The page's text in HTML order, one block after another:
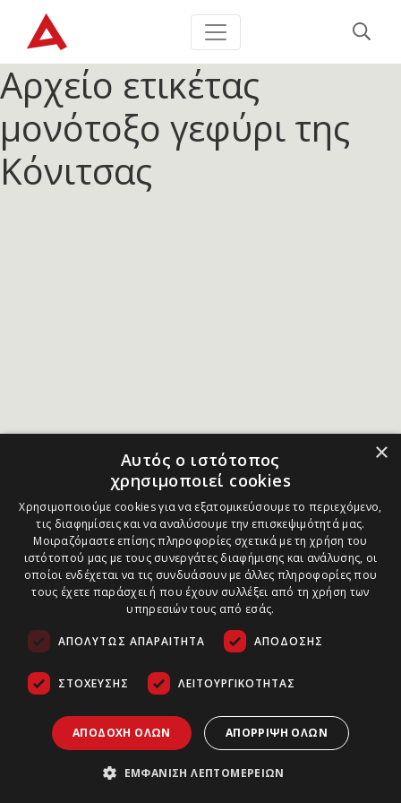
Αρχείο ετικέτας
μονότοξο γεφύρι της
Κόνιτσας
×
Αυτός ο ιστότοπος
χρησιμοποιεί cookies
Χρησιμοποιούμε cookies για να εξατομικεύσουμε το περιεχόμενο,
τις διαφημίσεις και να αναλύσουμε την επισκεψιμότητά μας.
Μοιραζόμαστε επίσης πληροφορίες σχετικά με τη χρήση του
ιστότοπού μας με τους συνεργάτες διαφήμισης και ανάλυσης, οι
οποίοι ενδέχεται να τις συνδυάσουν με άλλες πληροφορίες που
τους έχετε παράσχει ή που έχουν συλλέξει από τη χρήση των
υπηρεσιών τους από εσάς.
ΑΠΟΛΎΤΩΣ ΑΠΑΡΑΊΤΗΤΑ ΑΠΌΔΟΣΗΣ
ΣΤΌΧΕΥΣΗΣ ΛΕΙΤΟΥΡΓΙΚΌΤΗΤΑΣ
ΑΠΟΔΟΧΉ ΌΛΩΝ ΑΠΌΡΡΙΨΗ ΌΛΩΝ
ΕΜΦΆΝΙΣΗ ΛΕΠΤΟΜΕΡΕΙΏΝ